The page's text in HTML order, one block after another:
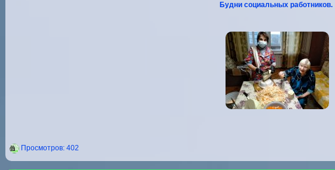
Будни социальных работников.
Проcмотров: 402